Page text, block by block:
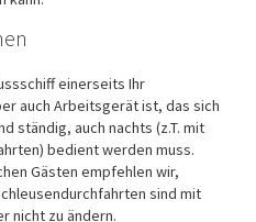
einerseits Ihr
auch Arbeitsgerät ist, das sich
ständig, auch nachts (z.T. mit
bedient werden muss.
Gästen empfehlen wir,
sind mit
nicht zu ändern.